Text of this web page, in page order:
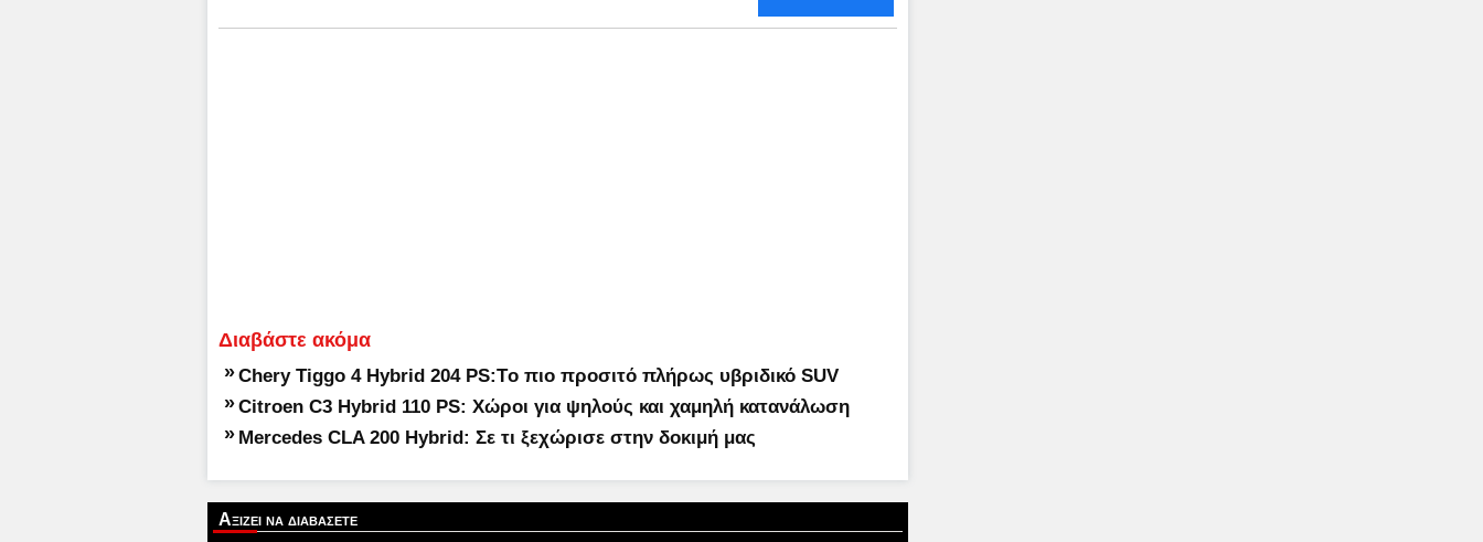
Διαβάστε ακόμα
» Chery Tiggo 4 Hybrid 204 PS:Tο πιο προσιτό πλήρως υβριδικό SUV
» Citroen C3 Hybrid 110 PS: Χώροι για ψηλούς και χαμηλή κατανάλωση
» Mercedes CLA 200 Hybrid: Σε τι ξεχώρισε στην δοκιμή μας
Αξιζει να διαβασετε